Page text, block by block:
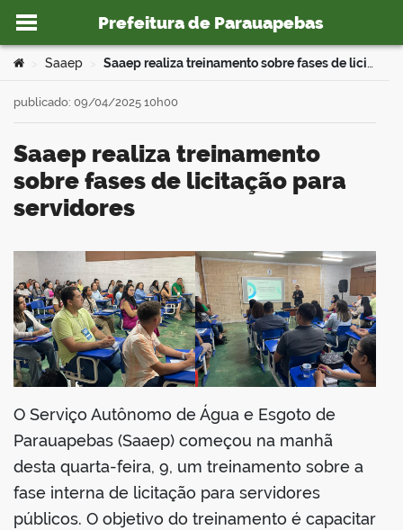
Ir para o conteúdo
Prefeitura de Parauapebas
portal
Você está aqui:
Saaep Saaep realiza treinamento sobre fases de licitação para servidores
Saaep realiza treinamento
sobre fases de licitação para
servidores
publicado: 09/04/2025 10h00
O Serviço Autônomo de Água e Esgoto de
Parauapebas (Saaep) começou na manhã
desta quarta-feira, 9, um treinamento sobre a
fase interna de licitação para servidores
públicos. O objetivo do treinamento é capacitar